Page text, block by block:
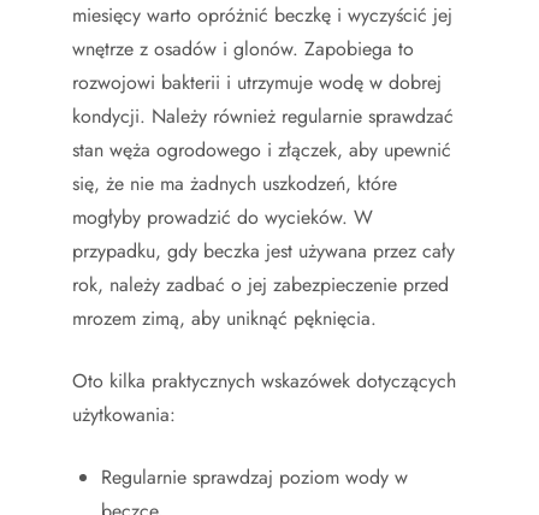
miesięcy warto opróżnić beczkę i wyczyścić jej
wnętrze z osadów i glonów. Zapobiega to
rozwojowi bakterii i utrzymuje wodę w dobrej
kondycji. Należy również regularnie sprawdzać
stan węża ogrodowego i złączek, aby upewnić
się, że nie ma żadnych uszkodzeń, które
mogłyby prowadzić do wycieków. W
przypadku, gdy beczka jest używana przez cały
rok, należy zadbać o jej zabezpieczenie przed
mrozem zimą, aby uniknąć pęknięcia.
Oto kilka praktycznych wskazówek dotyczących
użytkowania:
Regularnie sprawdzaj poziom wody w